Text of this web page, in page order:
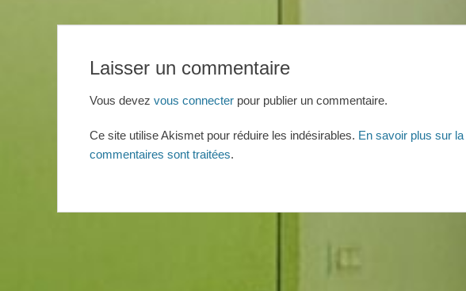
Laisser un commentaire
Vous devez vous connecter pour publier un commentaire.
Ce site utilise Akismet pour réduire les indésirables. En savoir plus sur
commentaires sont traitées.